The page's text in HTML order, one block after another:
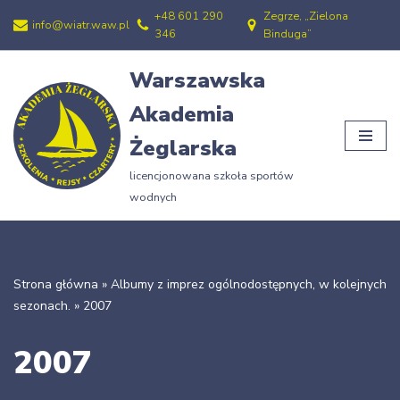
Przejdź
treści
info@wiatr.waw.pl
+48 601 290
346
Zegrze, „Zielona
Binduga”
Warszawska
Akademia
Żeglarska
licencjonowana szkoła sportów
wodnych
Strona główna » Albumy z imprez ogólnodostępnych, w kolejnych
sezonach. » 2007
2007